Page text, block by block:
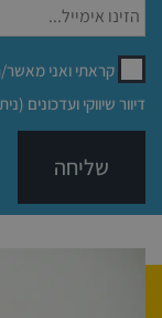
קראתי ואני
דיוור שיווקי ועדכונים